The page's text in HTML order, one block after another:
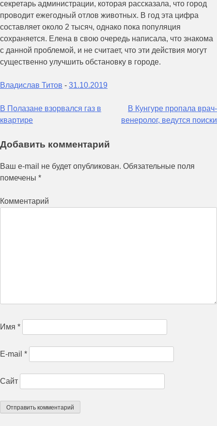
секретарь администрации, которая рассказала, что город
проводит ежегодный отлов животных. В год эта цифра
составляет около 2 тысяч, однако пока популяция
сохраняется. Елена в свою очередь написала, что знакома
с данной проблемой, и не считает, что эти действия могут
существенно улучшить обстановку в городе.
Владислав Титов - 31.10.2019
Навигация
по
записям
В Полазане взорвался газ в
квартире
В Кунгуре пропала врач-
венеролог, ведутся поиски
Добавить комментарий
Ваш e-mail не будет опубликован. Обязательные поля
помечены *
Комментарий
Имя *
E-mail *
Сайт